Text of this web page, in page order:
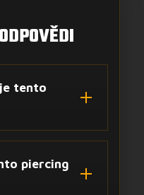
tento
piercing